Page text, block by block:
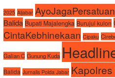
2025 Aljabar
Balida Bupati Majalengka Burujul kulon
CintaKebhinekaan Cipaku
Galian C Gunung Kuda
Balida Jurnalis Polda Jabar